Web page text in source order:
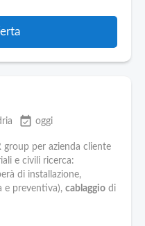
event_available oggi
group per azienda cliente
e civili ricerca:
di installazione,
e preventiva), cablaggio di